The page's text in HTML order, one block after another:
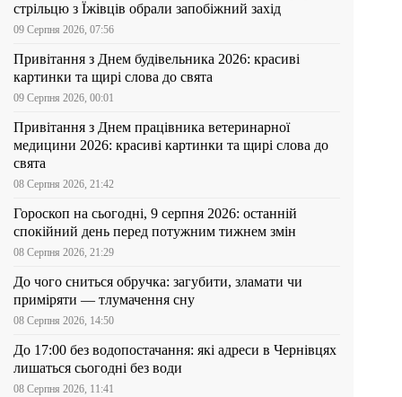
стрільцю з Їжівців обрали запобіжний захід
09 Серпня 2026, 07:56
Привітання з Днем будівельника 2026: красиві
картинки та щирі слова до свята
09 Серпня 2026, 00:01
Привітання з Днем працівника ветеринарної
медицини 2026: красиві картинки та щирі слова до
свята
08 Серпня 2026, 21:42
Гороскоп на сьогодні, 9 серпня 2026: останній
спокійний день перед потужним тижнем змін
08 Серпня 2026, 21:29
До чого сниться обручка: загубити, зламати чи
приміряти — тлумачення сну
08 Серпня 2026, 14:50
До 17:00 без водопостачання: які адреси в Чернівцях
лишаться сьогодні без води
08 Серпня 2026, 11:41